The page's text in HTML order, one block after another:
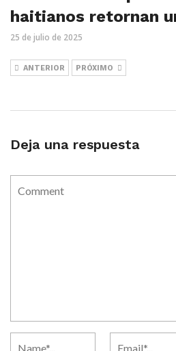
haitianos retornan
25 de julio de 2025
ANTERIOR PRÓXIMO
Deja una respuesta